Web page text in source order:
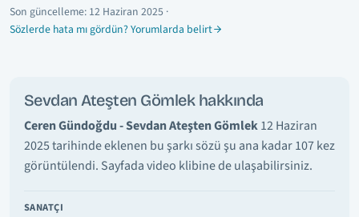
Son güncelleme: 12 Haziran 2025 ·
Sözlerde hata mı gördün? Yorumlarda belirt
Sevdan Ateşten Gömlek hakkında
Ceren Gündoğdu - Sevdan Ateşten Gömlek12 Haziran
2025 tarihinde eklenen bu şarkı sözü şu ana kadar 107 kez
görüntülendi. Sayfada video klibine de ulaşabilirsiniz.
SANATÇI